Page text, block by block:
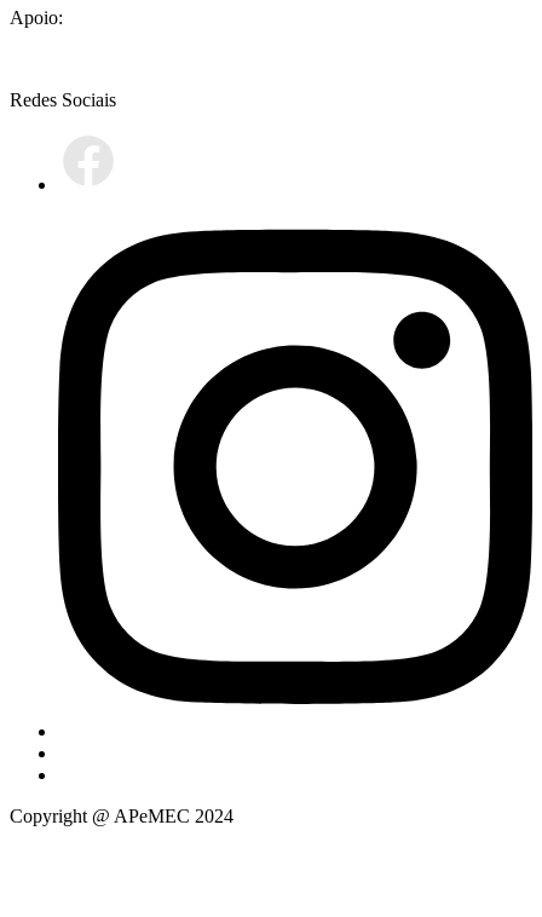
Apoio:
Redes Sociais
Copyright @ APeMEC 2024